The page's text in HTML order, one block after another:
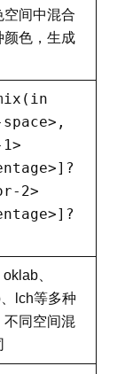
于主色调和背景
bold;
color:
all 0.2s
{
*/
color:
{
*/
color:
scale(0.95);
空间中混合
颜色，生成
2>
、
lch等多种
不同空间混